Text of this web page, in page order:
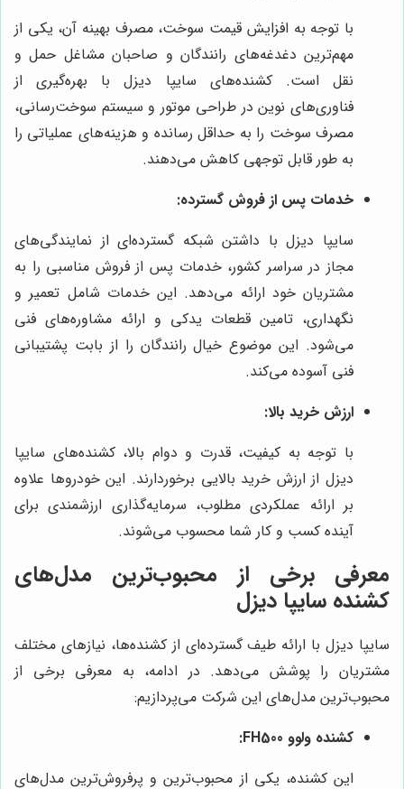
با توجه به افزایش قیمت سوخت، مصرف بهینه آن، یکی از
مهم‌ترین دغدغه‌های رانندگان و صاحبان مشاغل حمل و
نقل است. کشنده‌های سایپا دیزل با بهره‌گیری از
فناوری‌های نوین در طراحی موتور و سیستم سوخت‌رسانی،
مصرف سوخت را به حداقل رسانده و هزینه‌های عملیاتی را
به طور قابل توجهی کاهش می‌دهند.
خدمات پس از فروش گسترده:
سایپا دیزل با داشتن شبکه گسترده‌ای از نمایندگی‌های
مجاز در سراسر کشور، خدمات پس از فروش مناسبی را به
مشتریان خود ارائه می‌دهد. این خدمات شامل تعمیر و
نگهداری، تامین قطعات یدکی و ارائه مشاوره‌های فنی
می‌شود. این موضوع خیال رانندگان را از بابت پشتیبانی
فنی آسوده می‌کند.
ارزش خرید بالا:
با توجه به کیفیت، قدرت و دوام بالا، کشنده‌های سایپا
دیزل از ارزش خرید بالایی برخوردارند. این خودروها علاوه
بر ارائه عملکردی مطلوب، سرمایه‌گذاری ارزشمندی برای
آینده کسب و کار شما محسوب می‌شوند.
معرفی برخی از محبوب‌ترین مدل‌های
کشنده سایپا دیزل
سایپا دیزل با ارائه طیف گسترده‌ای از کشنده‌ها، نیازهای مختلف
مشتریان را پوشش می‌دهد. در ادامه، به معرفی برخی از
محبوب‌ترین مدل‌های این شرکت می‌پردازیم:
کشنده ولوو FH500:
این کشنده، یکی از محبوب‌ترین و پرفروش‌ترین مدل‌های